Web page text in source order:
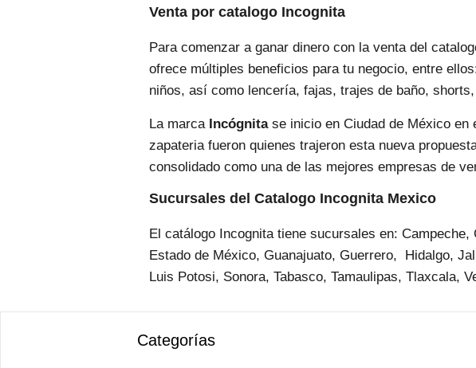
Venta por catalogo Incognita
Para comenzar a ganar dinero con la venta del
ofrece múltiples beneficios para tu negocio, entre
niños, así como lencería, fajas, trajes de baño,
La marca Incógnitase inicio en Ciudad de México en
zapateria fueron quienes trajeron esta nueva
consolidado como una de las mejores empresas de
Sucursales del Catalogo Incognita Mexico
El catálogo Incognita tiene sucursales en:
Estado de México, Guanajuato, Guerrero, Hidalgo,
Luis Potosi, Sonora, Tabasco, Tamaulipas, Tlaxcala,
Categorías